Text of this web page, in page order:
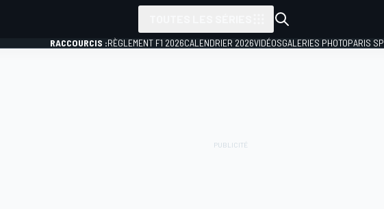
RACCOURCIS :RÈGLEMENT F1 2026CALENDRIER 2026VIDÉOSGALERIES PHOTOPARIS